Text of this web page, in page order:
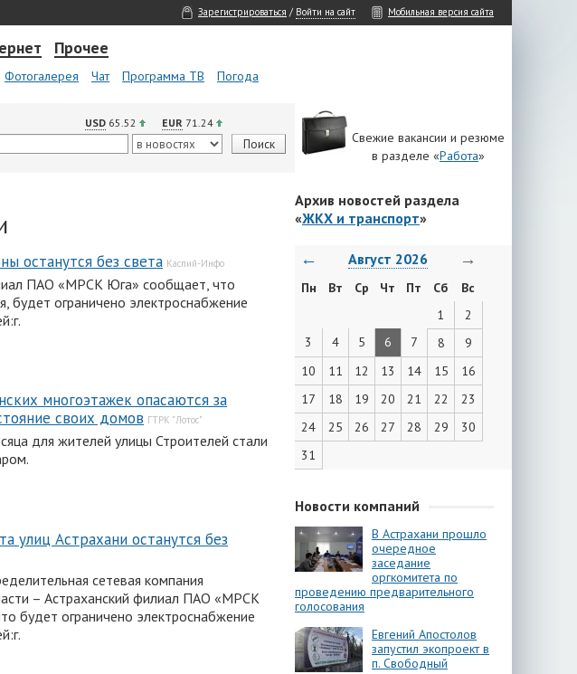
Зарегистрироваться / Войти на сайт Мобильная версия сайта
Прочее
Фотогалерея Чат Программа ТВ Погода
USD 65.52 EUR 71.24
Свежие вакансии и резюме
в разделе «Работа»
останутся без света Каспий-Инфо
ПАО «МРСК Юга» сообщает, что
будет ограничено электроснабжение
многоэтажек опасаются за
своих домов ГТРК "Лотос"
для жителей улицы Строителей стали
улиц Астрахани останутся без
сетевая компания
– Астраханский филиал ПАО «МРСК
будет ограничено электроснабжение
Архив новостей раздела
«ЖКХ и транспорт»
← Август 2026 →
Пн Вт Ср Чт Пт Сб
Вс
1
2
3
4 5 6 7 8
9
10
11 12 13 14 15
16
17
18 19 20 21 22
23
24
25 26 27 28 29
30
31
Новости компаний
В Астрахани прошло
очередное
заседание
оргкомитета по
проведению предварительного
голосования
Евгений Апостолов
запустил экопроект в
п. Свободный